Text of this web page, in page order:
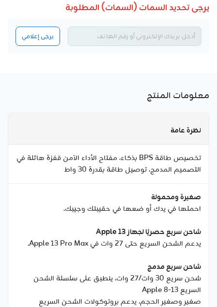
يرجى تحديد السمات (السمات) المطلوبة
يرجى إعلامي
معلومات المنتج
نظرة عامة
تخصيص طاقة BPS بذكاء، مفتاح الأداء الآمن قفزة هائلة في
التصميم المدمج، توصيل طاقة بقدرة 30 واط
صغيرة ومحمولة
احملها في يدك أو ضعها في حقيبتك وجيبك.
شاحن سريع حصريًا لجهاز Apple 13
يدعم الشحن السريع حتى 27 وات في Apple 13 Pro Max.
شاحن سريع مدمج
شحن سريع 30 وات/27 وات، ينطبق على سلسلة الشحن
السريع Apple 8-13
صغير وصغير الحجم، يدعم بروتوكولات الشحن السريع